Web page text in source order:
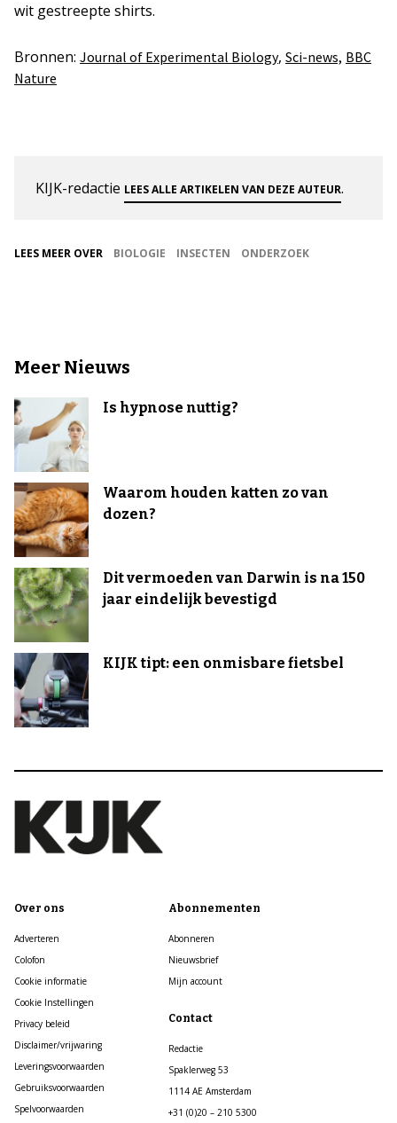
wit gestreepte shirts.
Bronnen: Journal of Experimental Biology, Sci-news, BBC
Nature
KIJK-redactie LEES ALLE ARTIKELEN VAN DEZE AUTEUR.
LEES MEER OVER BIOLOGIE INSECTEN ONDERZOEK
Meer Nieuws
Is hypnose nuttig?
Waarom houden katten zo van
dozen?
Dit vermoeden van Darwin is na 150
jaar eindelijk bevestigd
KIJK tipt: een onmisbare fietsbel
Over ons
Adverteren
Colofon
Cookie informatie
Cookie Instellingen
Privacy beleid
Disclaimer/vrijwaring
Leveringsvoorwaarden
Gebruiksvoorwaarden
Spelvoorwaarden
Abonnementen
Abonneren
Nieuwsbrief
Mijn account
Contact
Redactie
Spaklerweg 53
1114 AE Amsterdam
+31 (0)20 – 210 5300